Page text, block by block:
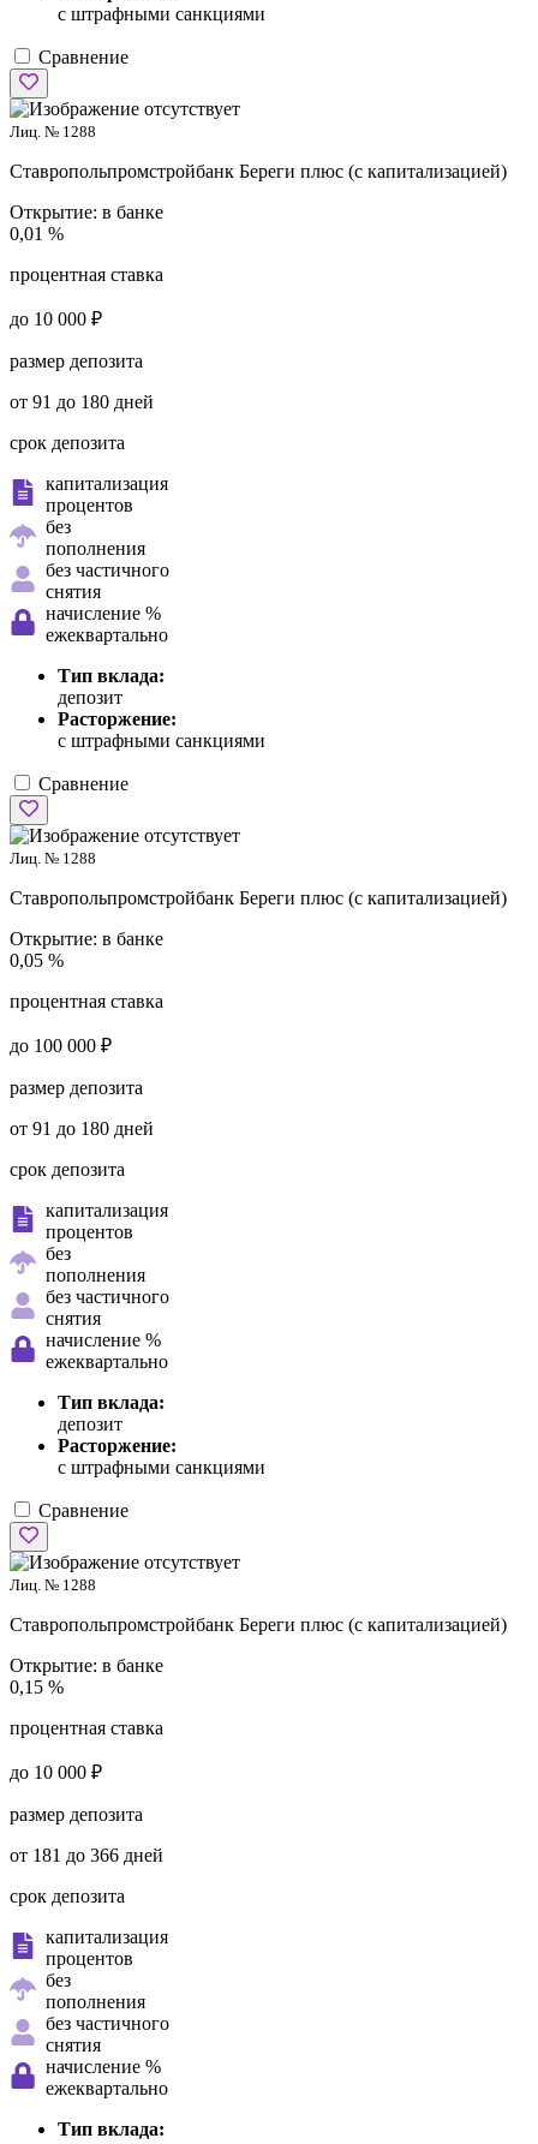
с штрафными санкциями
Сравнение
Лиц. № 1288
Ставропольпромстройбанк Береги плюс (с капитализацией)
Открытие: в банке
0,01 %
процентная ставка
до 10 000 ₽
размер депозита
от 91 до 180 дней
срок депозита
капитализация
процентов
без
пополнения
без частичного
снятия
начисление %
ежеквартально
Тип вклада:
депозит
Расторжение:
с штрафными санкциями
Сравнение
Лиц. № 1288
Ставропольпромстройбанк Береги плюс (с капитализацией)
Открытие: в банке
0,05 %
процентная ставка
до 100 000 ₽
размер депозита
от 91 до 180 дней
срок депозита
капитализация
процентов
без
пополнения
без частичного
снятия
начисление %
ежеквартально
Тип вклада:
депозит
Расторжение:
с штрафными санкциями
Сравнение
Лиц. № 1288
Ставропольпромстройбанк Береги плюс (с капитализацией)
Открытие: в банке
0,15 %
процентная ставка
до 10 000 ₽
размер депозита
от 181 до 366 дней
срок депозита
капитализация
процентов
без
пополнения
без частичного
снятия
начисление %
ежеквартально
Тип вклада: